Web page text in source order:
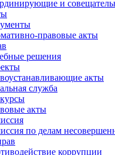
и
правовые акты
решения
акты
служба
акты
по делам
коррупции